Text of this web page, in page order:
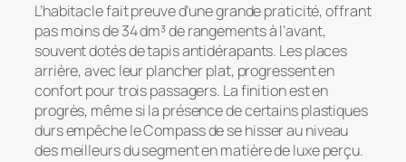
L’habitacle fait preuve d’une grande praticité, offrant
pas moins de 34 dm³ de rangements à l’avant,
souvent dotés de tapis antidérapants. Les places
arrière, avec leur plancher plat, progressent en
confort pour trois passagers. La finition est en
progrès, même si la présence de certains plastiques
durs empêche le Compass de se hisser au niveau
des meilleurs du segment en matière de luxe perçu.